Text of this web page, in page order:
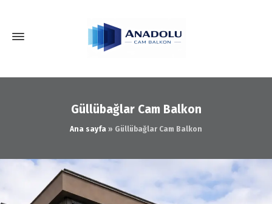
Güllübağlar Cam Balkon
Ana sayfa » Güllübağlar Cam Balkon